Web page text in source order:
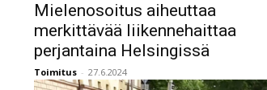
Mielenosoitus aiheuttaa
merkittävää liikennehaittaa
perjantaina Helsingissä
Toimitus - 27.6.2024